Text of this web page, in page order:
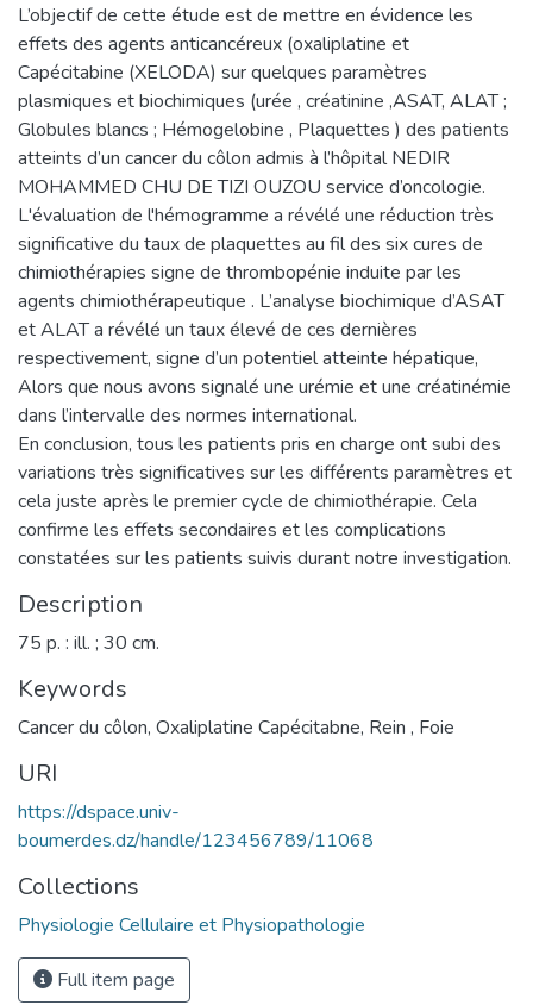
L’objectif de cette étude est de mettre en évidence les
effets des agents anticancéreux (oxaliplatine et
Capécitabine (XELODA) sur quelques paramètres
plasmiques et biochimiques (urée , créatinine ,ASAT, ALAT ;
Globules blancs ; Hémogelobine , Plaquettes ) des patients
atteints d’un cancer du côlon admis à l’hôpital NEDIR
MOHAMMED CHU DE TIZI OUZOU service d’oncologie.
L'évaluation de l'hémogramme a révélé une réduction très
significative du taux de plaquettes au fil des six cures de
chimiothérapies signe de thrombopénie induite par les
agents chimiothérapeutique . L’analyse biochimique d’ASAT
et ALAT a révélé un taux élevé de ces dernières
respectivement, signe d’un potentiel atteinte hépatique,
Alors que nous avons signalé une urémie et une créatinémie
dans l’intervalle des normes international.
En conclusion, tous les patients pris en charge ont subi des
variations très significatives sur les différents paramètres et
cela juste après le premier cycle de chimiothérapie. Cela
confirme les effets secondaires et les complications
constatées sur les patients suivis durant notre investigation.
Description
75 p. : ill. ; 30 cm.
Keywords
Cancer du côlon, Oxaliplatine Capécitabne, Rein , Foie
URI
https://dspace.univ-
boumerdes.dz/handle/123456789/11068
Collections
Physiologie Cellulaire et Physiopathologie
Full item page